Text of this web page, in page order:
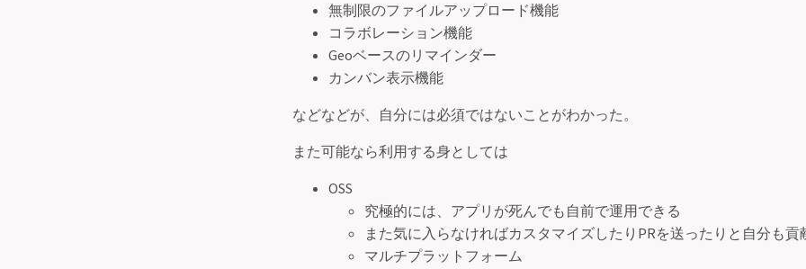
無制限のファイルアップロード機能
コラボレーション機能
Geoベースのリマインダー
カンバン表示機能
などなどが、自分には必須ではないことがわかった。
また可能なら利用する身としては
OSS
究極的には、アプリが死んでも自前で運用できる
また気に入らなければカスタマイズしたりPRを送ったりと自分も貢
マルチプラットフォーム